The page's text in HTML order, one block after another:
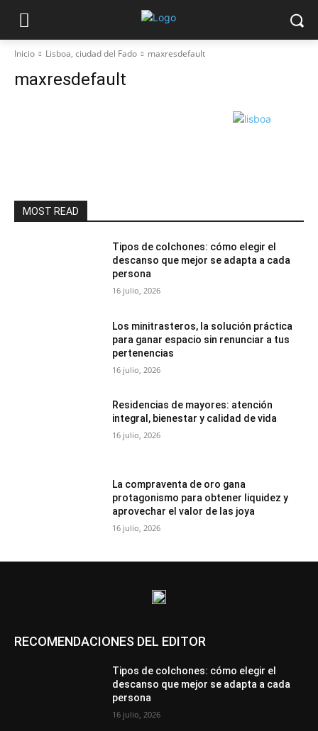
Inicio Lisboa, ciudad del Fado maxresdefault
maxresdefault
MOST READ
Tipos de colchones: cómo elegir el
descanso que mejor se adapta a cada
persona
16 julio, 2026
Los minitrasteros, la solución práctica
para ganar espacio sin renunciar a tus
pertenencias
16 julio, 2026
Residencias de mayores: atención
integral, bienestar y calidad de vida
16 julio, 2026
La compraventa de oro gana
protagonismo para obtener liquidez y
aprovechar el valor de las joya
16 julio, 2026
RECOMENDACIONES DEL EDITOR
Tipos de colchones: cómo elegir el
descanso que mejor se adapta a cada
persona
16 julio, 2026